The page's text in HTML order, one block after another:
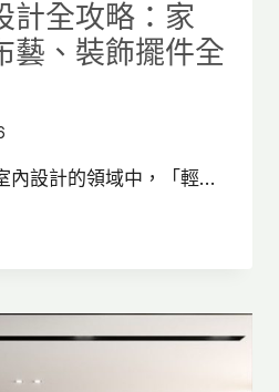
計全攻略：家
藝、裝飾擺件全
內設計的領域中，「輕…